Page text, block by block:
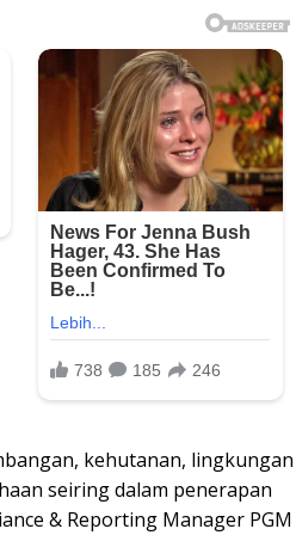
kehutanan, lingkungan
seiring dalam penerapan
& Reporting Manager PGM